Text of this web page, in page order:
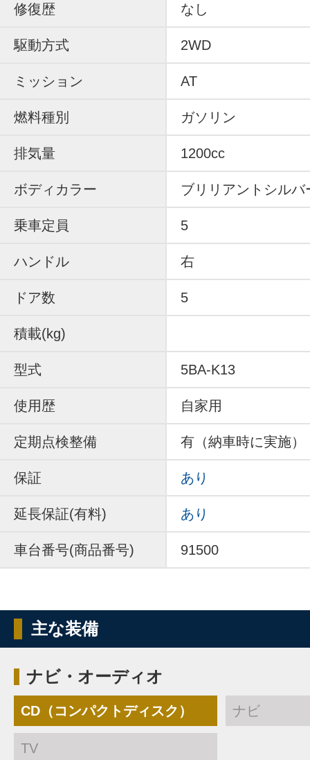
修復歴 なし
駆動方式 2WD
ミッション AT
燃料種別 ガソリン
排気量 1200cc
ボディカラー ブリリアントシルバ
乗車定員 5
ハンドル 右
ドア数 5
積載(kg)
型式 5BA-K13
使用歴 自家用
定期点検整備 有（納車時に実施）
保証 あり
延長保証(有料) あり
車台番号(商品番号) 91500
主な装備
ナビ・オーディオ
CD（コンパクトディスク） ナビ
TV